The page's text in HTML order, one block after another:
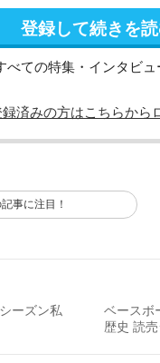
登録して続きを
べての特集・インタビ
録済みの方はこちらから
事に注目！
ーズン私
ベースボ
歴史 読